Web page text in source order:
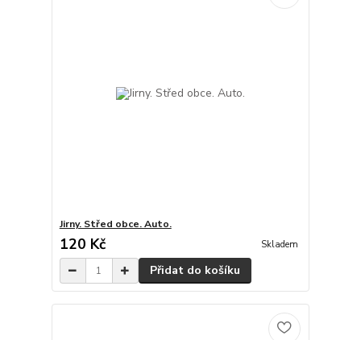
Jirny. Střed obce. Auto.
120 Kč Skladem
Přidat do košíku